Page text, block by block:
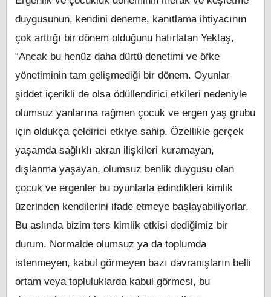
duygusunun, kendini deneme, kanıtlama ihtiyacının
çok arttığı bir dönem olduğunu hatırlatan Yektaş,
“Ancak bu henüz daha dürtü denetimi ve öfke
yönetiminin tam gelişmediği bir dönem. Oyunlar
şiddet içerikli de olsa ödüllendirici etkileri nedeniyle
olumsuz yanlarına rağmen çocuk ve ergen yaş grubu
için oldukça çeldirici etkiye sahip. Özellikle gerçek
yaşamda sağlıklı akran ilişkileri kuramayan,
dışlanma yaşayan, olumsuz benlik duygusu olan
çocuk ve ergenler bu oyunlarla edindikleri kimlik
üzerinden kendilerini ifade etmeye başlayabiliyorlar.
Bu aslında bizim ters kimlik etkisi dediğimiz bir
durum. Normalde olumsuz ya da toplumda
istenmeyen, kabul görmeyen bazı davranışların belli
ortam veya topluluklarda kabul görmesi, bu